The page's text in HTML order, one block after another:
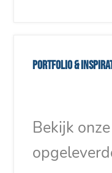
Portfolio &
Bekijk